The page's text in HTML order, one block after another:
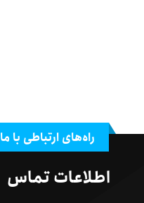
راه‌های ارتباطی با ما
اطلاعات تماس